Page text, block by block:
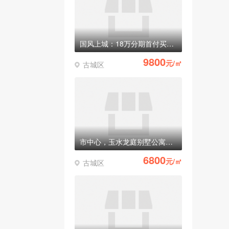
国风上城：18万分期首付买别墅，准现房
古城区 9800元/㎡
市中心，玉水龙庭别墅公寓全部清盘！稀有纯一楼商铺只有最后3套！
古城区 6800元/㎡